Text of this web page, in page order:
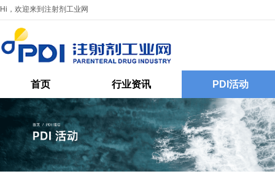
Hi，欢迎来到注射剂工业网
首页 行业资讯 PDI活动